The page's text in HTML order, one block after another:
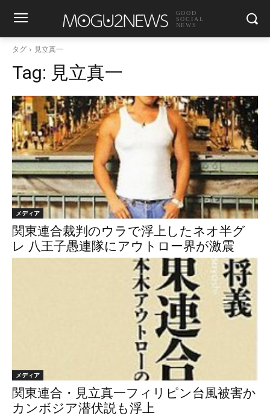
GOOD
SOCIAL
NEWS
タグ 見立真一
Tag: 見立真一
メディア
関東連合裁判のウラで浮上したネオ半グ
レ 八王子愚連隊にアウトロー界が激震
メディア
関東連合・見立真一フィリピン台風被害か
カンボジア潜伏説も浮上